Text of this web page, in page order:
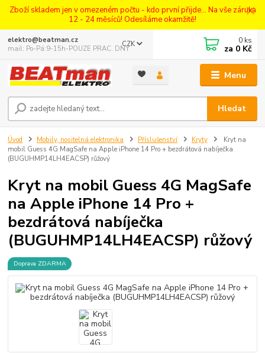
Zboží skladem jen v omezeném počtu - kdo první přijde... Na vše záruka
12 - 24 měsíců! Odesíláme okamžitě!
Menu
CZK
Hledat
elektro@beatman.cz
mail: Po-Pá:9-15h-POUZE PRAC. DNY
0 ks
za 0 Kč
Úvod Mobily, nositelná elektronika Příslušenství Kryty
Kryt na
mobil Guess 4G MagSafe na Apple iPhone 14 Pro + bezdrátová nabíječka
(BUGUHMP14LH4EACSP) růžový
Kryt na mobil Guess 4G MagSafe
na Apple iPhone 14 Pro +
bezdrátová nabíječka
(BUGUHMP14LH4EACSP) růžový
Doprava ZDARMA